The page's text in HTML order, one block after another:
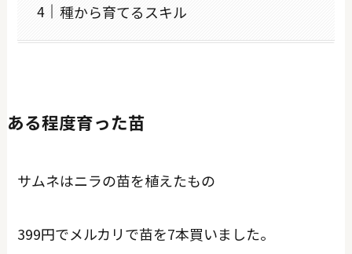
種から育てるスキル
ある程度育った苗
サムネはニラの苗を植えたもの
399円でメルカリで苗を7本買いました。